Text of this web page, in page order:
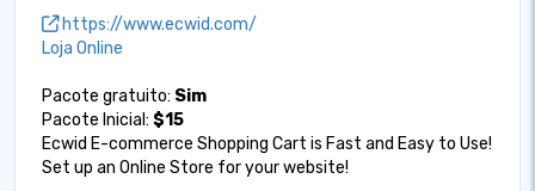
https://www.ecwid.com/
Loja Online
Pacote gratuito: Sim
Pacote Inicial: $15
Ecwid E-commerce Shopping Cart is Fast and Easy to Use!
Set up an Online Store for your website!